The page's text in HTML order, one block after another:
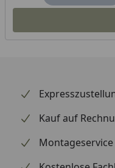
Kauf auf
Montageservice